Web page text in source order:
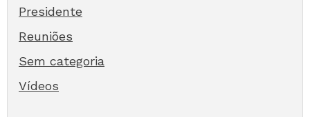
Presidente
Reuniões
Sem categoria
Vídeos